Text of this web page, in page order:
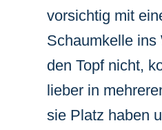
vorsichtig mit
Schaumkelle ins
den Topf nicht,
lieber in
sie Platz haben